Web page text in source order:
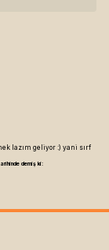
lazım geliyor :) yani sırf
demiş ki: